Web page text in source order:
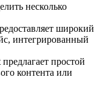
несколько
широкий
интегрированный
простой
контента или